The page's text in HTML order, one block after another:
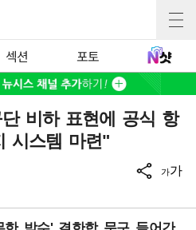
섹션 포토
비하 표현에 공식 항
시스템 마련"
가가